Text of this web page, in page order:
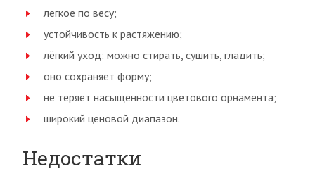
легкое по весу;
устойчивость к растяжению;
лёгкий уход: можно стирать, сушить, гладить;
оно сохраняет форму;
не теряет насыщенности цветового орнамента;
широкий ценовой диапазон.
Недостатки